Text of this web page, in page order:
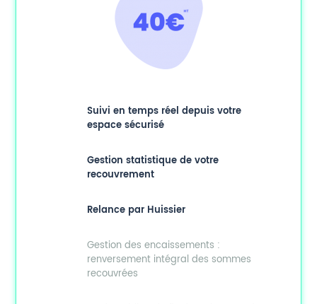
Suivi en temps réel depuis votre
espace sécurisé
Gestion statistique de votre
recouvrement
Relance par Huissier
Gestion des encaissements :
renversement intégral des sommes
recouvrées